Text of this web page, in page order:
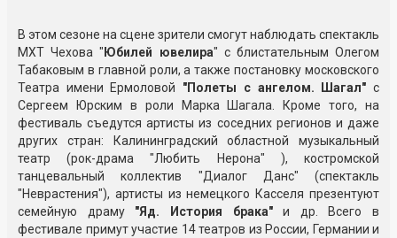
В этом сезоне на сцене зрители смогут наблюдать спектакль
МХТ Чехова " Юбилей ювелира" с блистательным Олегом
Табаковым в главной роли, а также постановку московского
Театра имени Ермоловой "Полеты с ангелом. Шагал" с
Сергеем Юрским в роли Марка Шагала. Кроме того, на
фестиваль съедутся артисты из соседних регионов и даже
других стран: Калининградский областной музыкальный
театр (рок-драма "Любить Нерона" ), костромской
танцевальный коллектив "Диалог Данс" (спектакль
"Неврастения"), артисты из немецкого Касселя презентуют
семейную драму "Яд. История брака"и др. Всего в
фестивале примут участие 14 театров из России, Германии и